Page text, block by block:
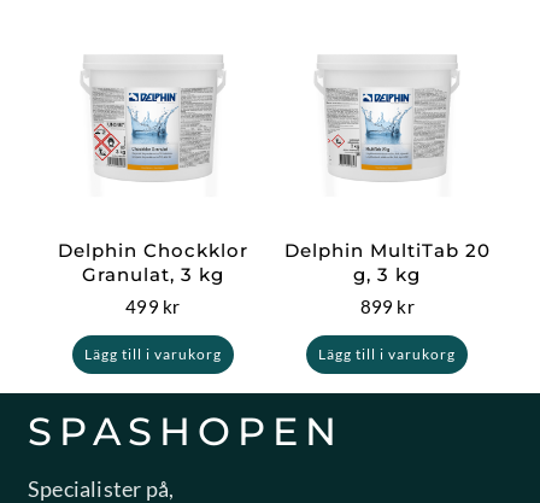
Delphin Chockklor
Granulat, 3 kg
499 kr
Lägg till i varukorg
Delphin MultiTab 20
g, 3 kg
899 kr
Lägg till i varukorg
SPASHOPEN
Specialister på,